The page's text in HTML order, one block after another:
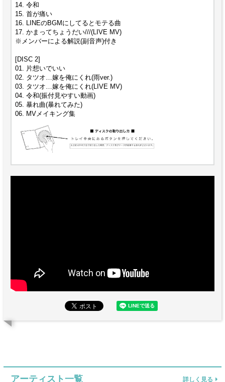
14. 令和
15. 首が痛い
16. LINEのBGMにしてるとモテる曲
17. かまってちょうだい///(LIVE MV)
※メンバーによる解説(副音声)付き
[DISC 2]
01. 片想いでいい
02. タツオ…嫁を俺にくれ(雨ver.)
03. タツオ…嫁を俺にくれ(LIVE MV)
04. 令和(振付見やすい動画)
05. 暴れ曲(暴れてみた)
06. MVメイキング集
アーティスト一覧 詳しく見る